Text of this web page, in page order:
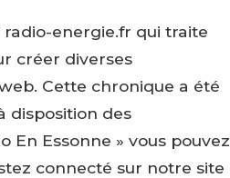
energie.fr qui traite
créer diverses
Cette chronique a été
disposition des
En Essonne » vous pouvez
connecté sur notre site